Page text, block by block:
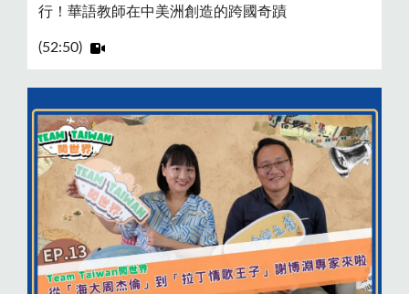
行！華語教師在中美洲創造的跨國奇蹟
(52:50)